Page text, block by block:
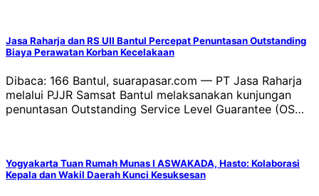
Jasa Raharja dan RS UII Bantul Percepat Penuntasan Outstanding
Biaya Perawatan Korban Kecelakaan
Dibaca: 166 Bantul, suarapasar.com — PT Jasa Raharja
melalui PJJR Samsat Bantul melaksanakan kunjungan
penuntasan Outstanding Service Level Guarantee (OS…
Yogyakarta Tuan Rumah Munas I ASWAKADA, Hasto: Kolaborasi
Kepala dan Wakil Daerah Kunci Kesuksesan